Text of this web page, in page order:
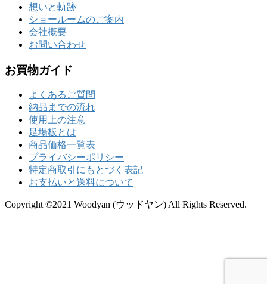
想いと軌跡
ショールームのご案内
会社概要
お問い合わせ
お買物ガイド
よくあるご質問
納品までの流れ
使用上の注意
足場板とは
商品価格一覧表
プライバシーポリシー
特定商取引にもとづく表記
お支払いと送料について
Copyright ©2021 Woodyan (ウッドヤン) All Rights Reserved.